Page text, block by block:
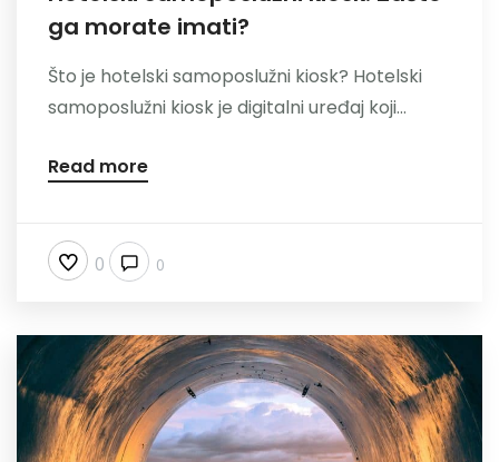
Nazovite
ga morate imati?
Što je hotelski samoposlužni kiosk? Hotelski
samoposlužni kiosk je digitalni uređaj koji...
Read more
0 0